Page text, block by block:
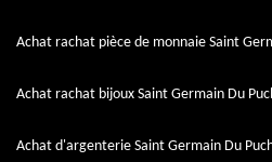
Achat rachat pièce de monnaie Saint
Achat rachat bijoux Saint Germain Du
Achat d'argenterie Saint Germain Du